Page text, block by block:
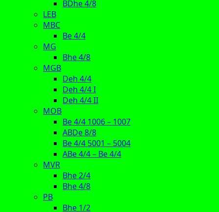
BDhe 4/8
LEB
MBC
Be 4/4
MG
Bhe 4/8
MGB
Deh 4/4
Deh 4/4 I
Deh 4/4 II
MOB
Be 4/4 1006 – 1007
ABDe 8/8
Be 4/4 5001 – 5004
ABe 4/4 – Be 4/4
MVR
Bhe 2/4
Bhe 4/8
PB
Bhe 1/2